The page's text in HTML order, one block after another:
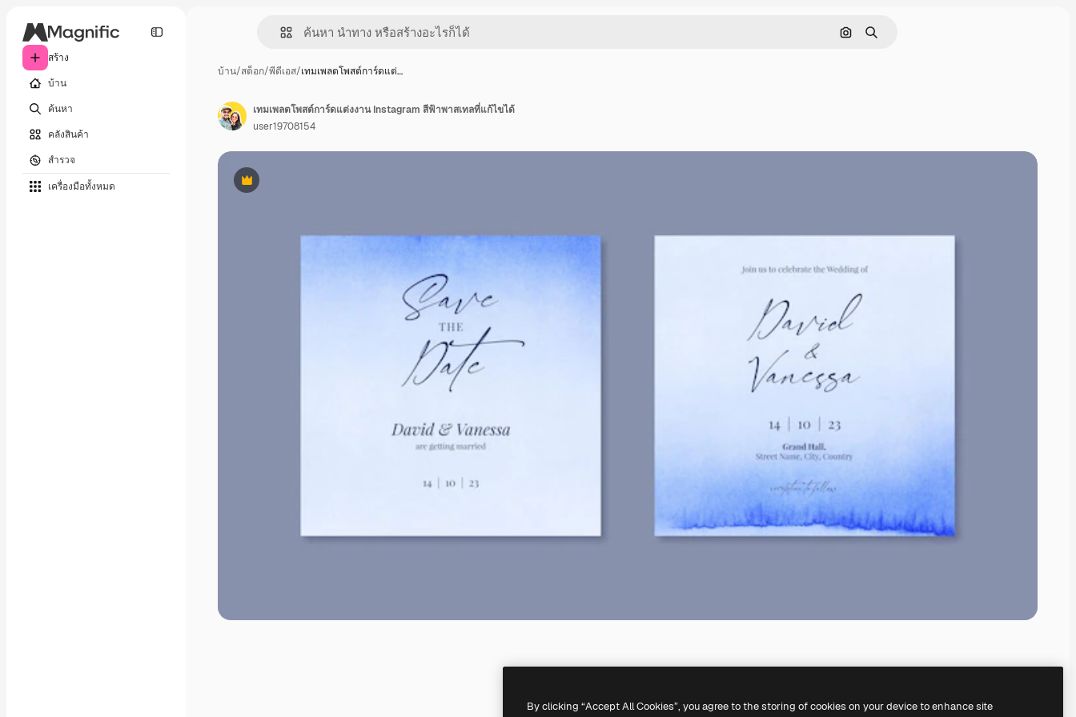
สร้าง
บ้าน
ค้นหา
คลังสินค้า
สำรวจ
เครื่องมือทั้งหมด
ค้นหาตามรูปภาพ
ค้นหา
บ้าน/สต็อก/พีดีเอส/เทมเพลตโพสต์การ์ดแต่…
พรีเมี่ยม
เทมเพลตโพสต์การ์ดแต่งงาน Instagram สีฟ้าพาสเทลที่แก้ไขได้
user19708154
By clicking “Accept All Cookies”, you agree to the storing of cookies on your device to enhance site